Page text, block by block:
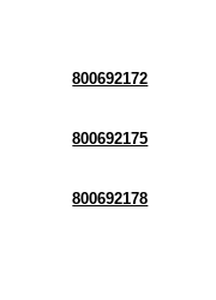
800692172
800692175
800692178